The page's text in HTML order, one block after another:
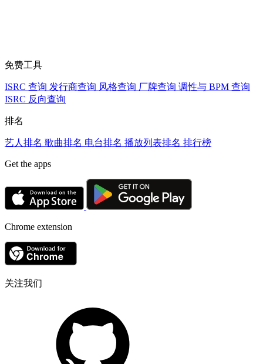
免费工具
ISRC 查询 发行商查询 风格查询 厂牌查询 调性与 BPM 查询
ISRC 反向查询
排名
艺人排名 歌曲排名 电台排名 播放列表排名 排行榜
Get the apps
Chrome extension
关注我们